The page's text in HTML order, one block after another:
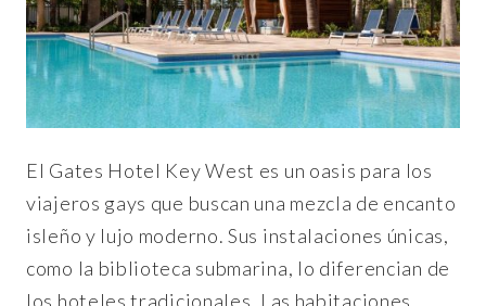
El Gates Hotel Key West es un oasis para los
viajeros gays que buscan una mezcla de encanto
isleño y lujo moderno. Sus instalaciones únicas,
como la biblioteca submarina, lo diferencian de
los hoteles tradicionales. Las habitaciones